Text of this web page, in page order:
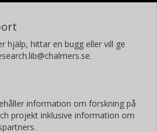
hjälp, hittar en bugg eller vill ge
information om forskning på
projekt inklusive information om